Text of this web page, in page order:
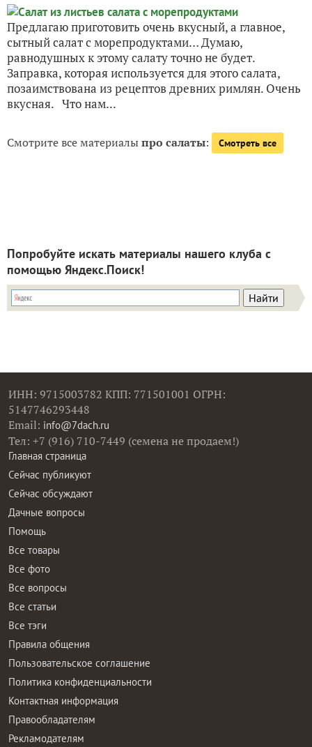
Предлагаю приготовить очень вкусный, а главное,
сытный салат с морепродуктами… Думаю,
равнодушных к этому салату точно не будет.
Заправка, которая используется для этого салата,
позаимствована из рецептов древних римлян. Очень
вкусная. Что нам...
Смотрите все материалыпро салаты: Смотреть все
Попробуйте искать материалы нашего клуба с
помощью Яндекс.Поиск!
ИНН: 9715003782 КПП: 771501001 ОГРН:
5147746293448
Email: info@7dach.ru
Тел: +7 (916) 710-7449 (семена не продаем!)
Главная страница
Сейчас публикуют
Сейчас обсуждают
Дачные вопросы
Помощь
Все товары
Все фото
Все вопросы
Все статьи
Все тэги
Правила общения
Пользовательское соглашение
Политика конфиденциальности
Контактная информация
Правообладателям
Рекламодателям